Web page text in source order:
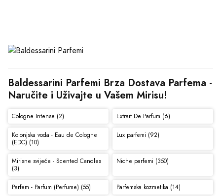
Baldessarini Parfemi Brza Dostava Parfema -
Naručite i Uživajte u Vašem Mirisu!
Cologne Intense (2) Extrait De Parfum (6)
Kolonjska voda - Eau de Cologne
(EDC) (10)
Lux parfemi (92)
Mirisne svijeće - Scented Candles
(3)
Niche parfemi (350)
Parfem - Parfum (Perfume) (55) Parfemska kozmetika (14)